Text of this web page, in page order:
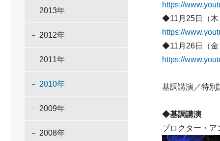
https://
◆11月25日（
https://
◆11月26日（
https://
基調講演／特別
◆基調講演
プロクター・
2013年
2012年
2011年
2010年
2009年
2008年